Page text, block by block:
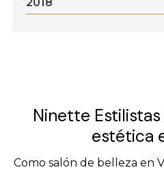
2018
Ninette
estética
Como salón de belleza en